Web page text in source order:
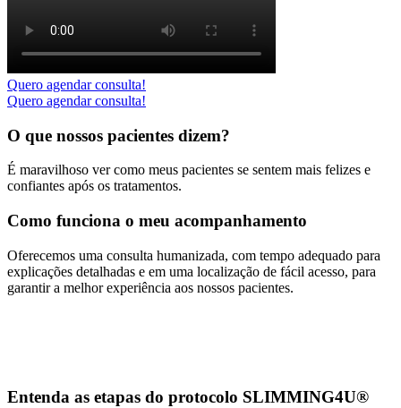
Quero agendar consulta!
Quero agendar consulta!
O que nossos pacientes dizem?
É maravilhoso ver como meus pacientes se sentem mais felizes e
confiantes após os tratamentos.
Como funciona o meu acompanhamento
Oferecemos uma consulta humanizada, com tempo adequado para
explicações detalhadas e em uma localização de fácil acesso, para
garantir a melhor experiência aos nossos pacientes.
Entenda as etapas do protocolo SLIMMING4U®